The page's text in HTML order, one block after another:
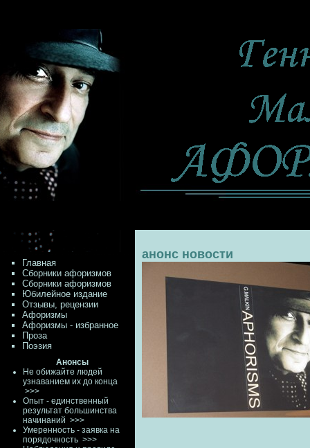
Главная
Сборники афоризмов
Сборники афоризмов
Юбилейное издание
Отзывы, рецензии
Афоризмы
Афоризмы - избранное
Проза
Поэзия
Анонсы
Не обижайте людей
узнаванием их до конца
>>>
Опыт - единственный
результат большинства
начинаний >>>
Умеренность - заявка на
порядочность >>>
анонс новости